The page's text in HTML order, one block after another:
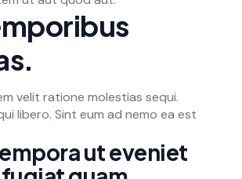
velit ratione molestias sequi.
libero. Sint eum ad nemo ea est
ut eveniet